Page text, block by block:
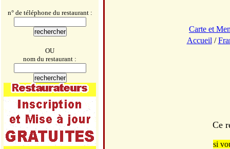
n° de téléphone du restaurant :
OU
nom du restaurant :
Carte et
Accueil /
Ce
si